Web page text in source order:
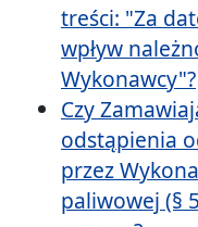
treści: "Za
wpływ
Wykonawcy"?
Czy
odstąpienia
przez
paliwowej (§